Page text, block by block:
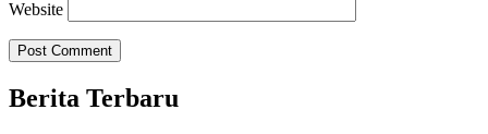
Website
Berita Terbaru